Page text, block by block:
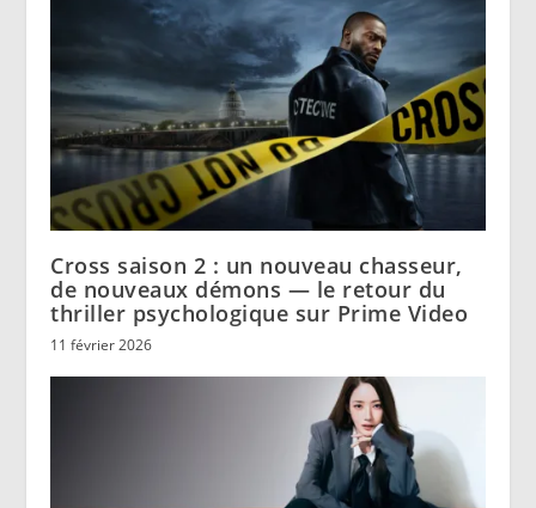
Cross saison 2 : un nouveau chasseur,
de nouveaux démons — le retour du
thriller psychologique sur Prime Video
11 février 2026